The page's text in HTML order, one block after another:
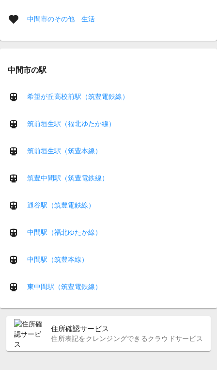
中間市のその他 生活
中間市の駅
希望が丘高校前駅（筑豊電鉄線）
筑前垣生駅（福北ゆたか線）
筑前垣生駅（筑豊本線）
筑豊中間駅（筑豊電鉄線）
通谷駅（筑豊電鉄線）
中間駅（福北ゆたか線）
中間駅（筑豊本線）
東中間駅（筑豊電鉄線）
住所確認サービス
住所表記をクレンジングできるクラウドサービス